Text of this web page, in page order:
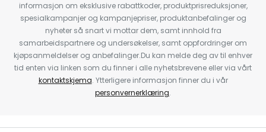
informasjon om eksklusive rabattkoder, produktprisreduksjoner,
spesialkampanjer og kampanjepriser, produktanbefalinger og
nyheter så snart vi mottar dem, samt innhold fra
samarbeidspartnere og undersøkelser, samt oppfordringer om
kjøpsanmeldelser og anbefalinger.Du kan melde deg av til enhver
tid enten via linken som du finner i alle nyhetsbrevene eller via vårt
kontaktskjema. Ytterligere informasjon finner du i vår
personvernerklæring.